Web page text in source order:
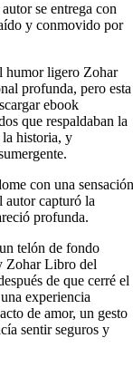
se entrega con
y conmovido por
humor ligero Zohar
profunda, pero esta
ebook
que respaldaban la
historia, y
con una sensación
capturó la
profunda.
telón de fondo
Zohar Libro del
de que cerré el
experiencia
de amor, un gesto
sentir seguros y